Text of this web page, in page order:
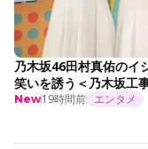
乃木坂46田村真佑のイ
笑いを誘う＜乃木坂工
New19時間前 エンタメ